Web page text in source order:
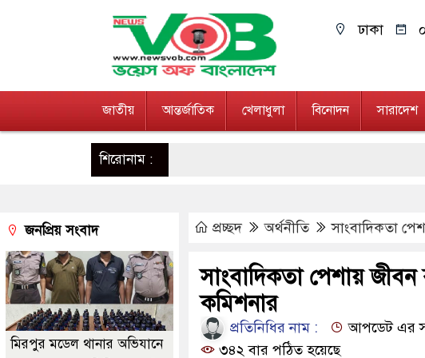
ঢাকা
জাতীয় আন্তর্জাতিক খেলাধুলা বিনোদন সারাদেশ
শিরোনাম :
প্রচ্ছদ অর্থনীতি সাংবাদিকতা
সাংবাদিকতা পেশায়
কমিশনার
প্রতিনিধির নাম :
আপডেট এর
৩৪২ বার পঠিত হয়েছে
জনপ্রিয় সংবাদ
মিরপুর মডেল থানার অভিযানে